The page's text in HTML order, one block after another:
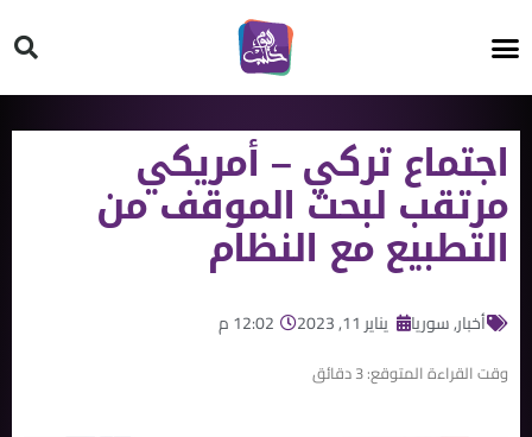
اجتماع تركي – أمريكي
مرتقب لبحث الموقف من
التطبيع مع النظام
أخبار,سوريا يناير 11, 2023 12:02 م
وقت القراءة المتوقع:3دقائق